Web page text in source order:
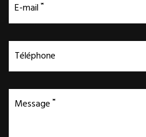
E-mail
Téléphone
Message